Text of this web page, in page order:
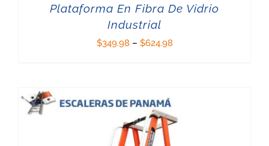
Plataforma En Fibra De Vidrio
Industrial
$349.98– $624.98